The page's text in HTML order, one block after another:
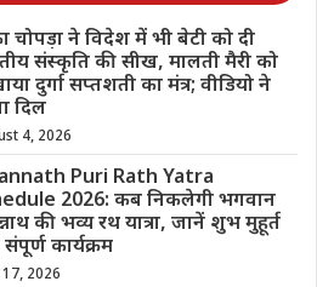
चोपड़ा ने विदेश में भी बेटी को दी
संस्कृति की सीख, मालती मैरी को
दुर्गा सप्तशती का मंत्र; वीडियो ने
दिल
4, 2026
Puri Rath Yatra
2026: कब निकलेगी भगवान
की भव्य रथ यात्रा, जानें शुभ मुहूर्त
कार्यक्रम
17, 2026